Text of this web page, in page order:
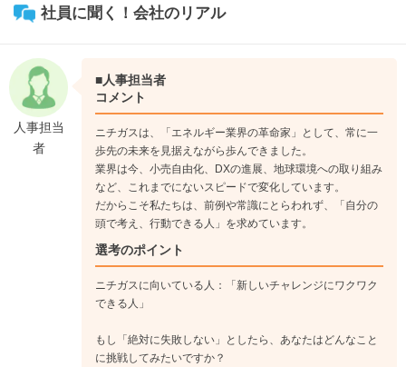
社員に聞く！会社のリアル
人事担当
者
■人事担当者
コメント
ニチガスは、「エネルギー業界の革命家」として、常に一
歩先の未来を見据えながら歩んできました。
業界は今、小売自由化、DXの進展、地球環境への取り組み
など、これまでにないスピードで変化しています。
だからこそ私たちは、前例や常識にとらわれず、「自分の
頭で考え、行動できる人」を求めています。
選考のポイント
ニチガスに向いている人：「新しいチャレンジにワクワク
できる人」
もし「絶対に失敗しない」としたら、あなたはどんなこと
に挑戦してみたいですか？